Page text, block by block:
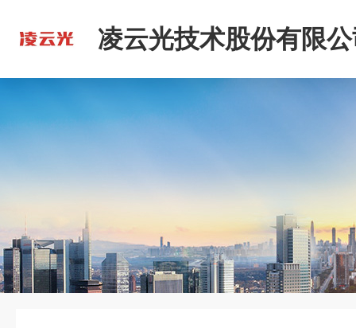
凌云光技术股份有限